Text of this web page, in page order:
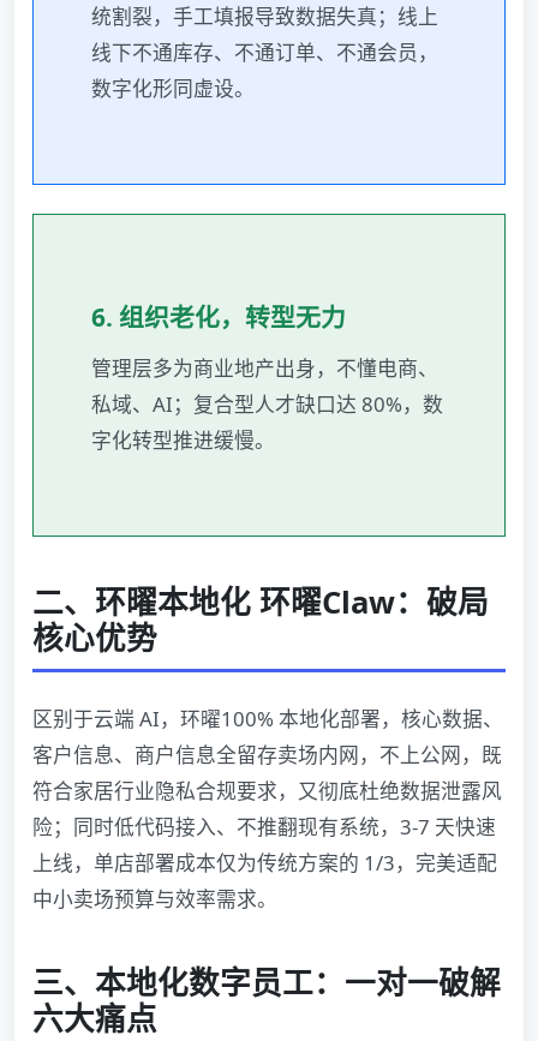
统割裂，手工填报导致数据失真；线上
线下不通库存、不通订单、不通会员，
数字化形同虚设。
6. 组织老化，转型无力
管理层多为商业地产出身，不懂电商、
私域、AI；复合型人才缺口达 80%，数
字化转型推进缓慢。
二、环曜本地化 环曜Claw：破局
核心优势
区别于云端 AI，环曜100% 本地化部署，核心数据、
客户信息、商户信息全留存卖场内网，不上公网，既
符合家居行业隐私合规要求，又彻底杜绝数据泄露风
险；同时低代码接入、不推翻现有系统，3-7 天快速
上线，单店部署成本仅为传统方案的 1/3，完美适配
中小卖场预算与效率需求。
三、本地化数字员工：一对一破解
六大痛点